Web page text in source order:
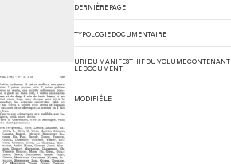
DERNIÈRE PAGE
TYPOLOGIE DOCUMENTAIRE
URI DU MANIFEST IIIF DU VOLUME CONTENANT
LE DOCUMENT
MODIFIÉ LE